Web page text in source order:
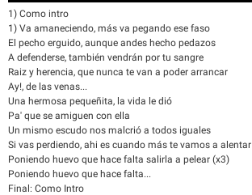
1) Como intro
1) Va amaneciendo, más va pegando ese faso
El pecho erguido, aunque andes hecho pedazos
A defenderse, también vendrán por tu sangre
Raiz y herencia, que nunca te van a poder arrancar
Ay!, de las venas...
Una hermosa pequeñita, la vida le dió
Pa' que se amiguen con ella
Un mismo escudo nos malcrió a todos iguales
Si vas perdiendo, ahi es cuando más te vamos a alentar
Poniendo huevo que hace falta salirla a pelear (x3)
Poniendo huevo que hace falta...
Final: Como Intro